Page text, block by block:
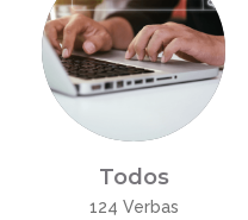
Todos
124 Verbas